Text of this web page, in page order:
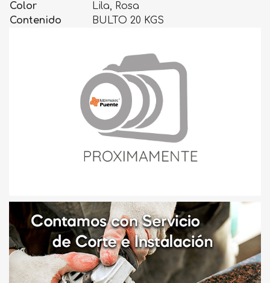
Color
Lila, Rosa
Contenido
BULTO 20 KGS